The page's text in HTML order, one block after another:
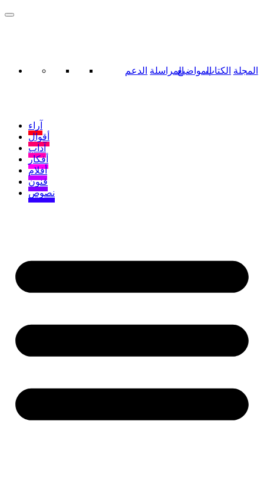
الدعم المراسلةالمواضيعالكتاب المجلة
آراء
أقوال
آداب
أفكار
أفلام
فنون
نصوص